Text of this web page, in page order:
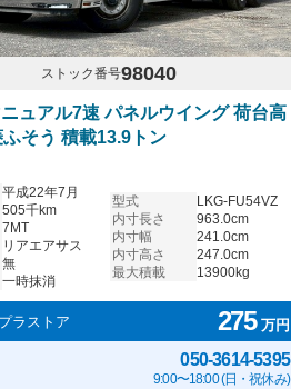
ストック番号98040
ュアル7速 パネルウイング 荷台高
そう 積載13.9トン
平成22年7月
505千km
7MT
リアエアサス
無
一時抹消
型式
LKG-FU54VZ
内寸長さ
963.0cm
内寸幅
241.0cm
内寸高さ
247.0cm
最大積載
13900kg
ラストア 275万円
050-3614-5395
9:00〜18:00 (日・祝休み)